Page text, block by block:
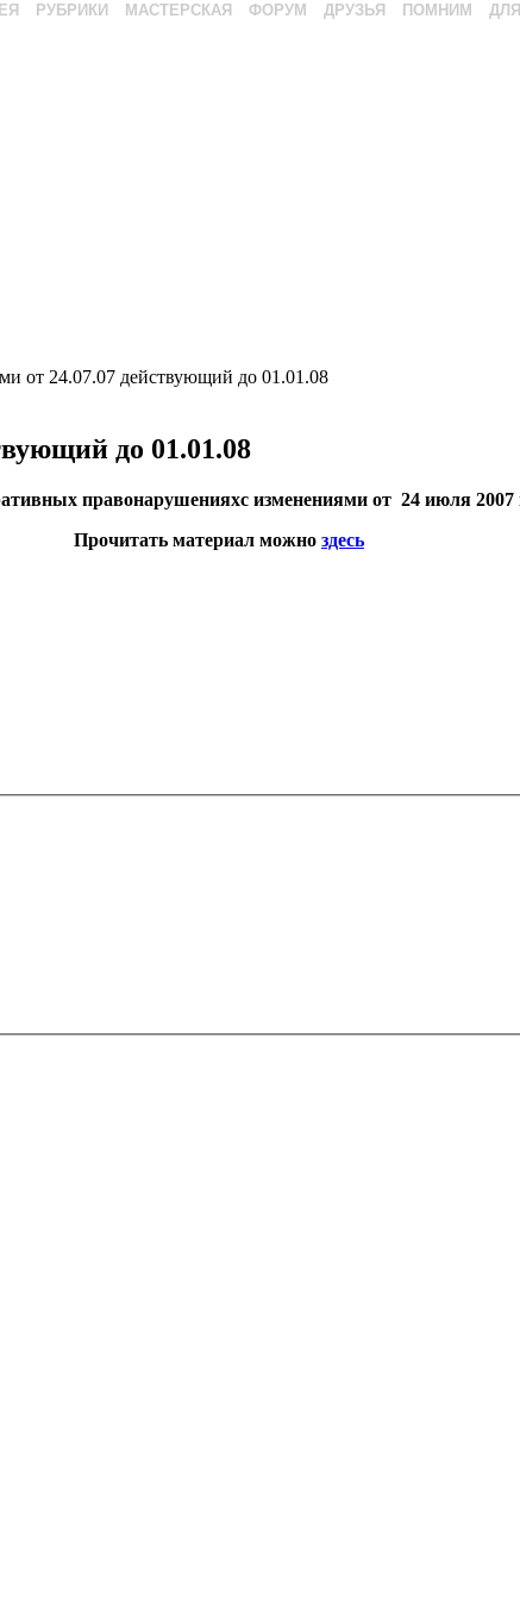
РУБРИКИ МАСТЕРСКАЯ ФОРУМ ДРУЗЬЯ ПОМНИМ
от 24.07.07 действующий до 01.01.08
до 01.01.08
правонарушенияхс изменениями от 24 июля 2007
Прочитать материал можно здесь